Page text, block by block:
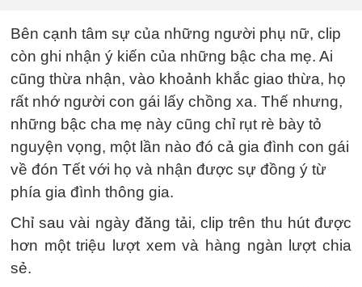
Bên cạnh tâm sự của những người phụ nữ, clip
còn ghi nhận ý kiến của những bậc cha mẹ. Ai
cũng thừa nhận, vào khoảnh khắc giao thừa, họ
rất nhớ người con gái lấy chồng xa. Thế nhưng,
những bậc cha mẹ này cũng chỉ rụt rè bày tỏ
nguyện vọng, một lần nào đó cả gia đình con gái
về đón Tết với họ và nhận được sự đồng ý từ
phía gia đình thông gia.
Chỉ sau vài ngày đăng tải, clip trên thu hút được
hơn một triệu lượt xem và hàng ngàn lượt chia
sẻ.